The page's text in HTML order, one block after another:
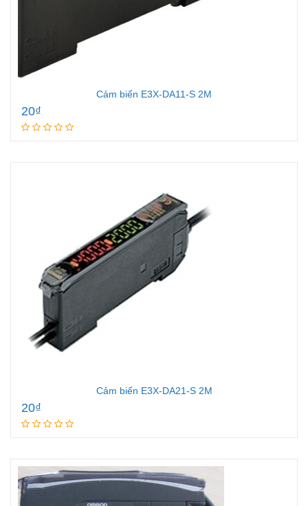
Cảm biến E3X-DA11-S 2M
20₫
Cảm biến E3X-DA21-S 2M
20₫